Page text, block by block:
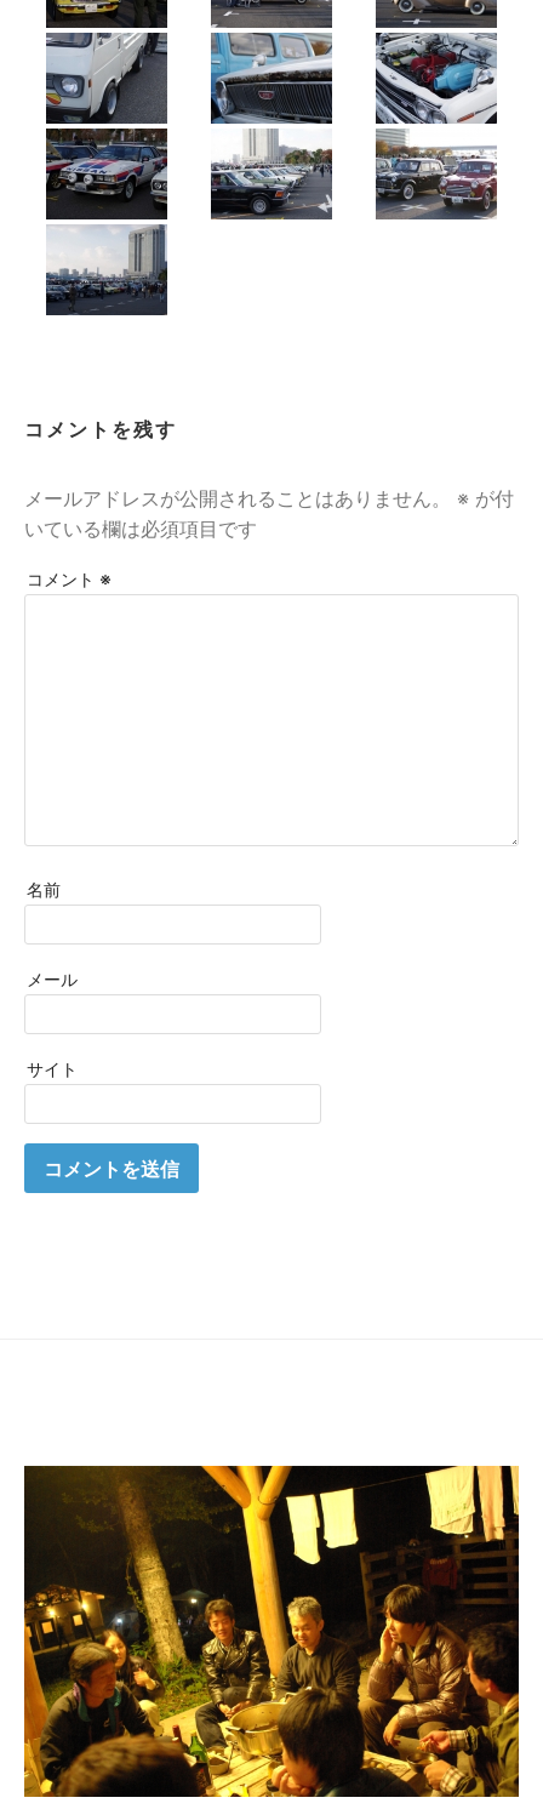
コメントを残す
メールアドレスが公開されることはありません。 ※ が付
いている欄は必須項目です
コメント ※
名前
メール
サイト